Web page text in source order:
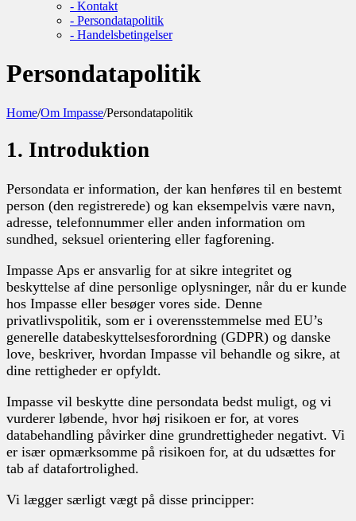
- Kontakt
- Persondatapolitik
- Handelsbetingelser
Persondatapolitik
Home/Om Impasse/Persondatapolitik
1. Introduktion
Persondata er information, der kan henføres til en bestemt
person (den registrerede) og kan eksempelvis være navn,
adresse, telefonnummer eller anden information om
sundhed, seksuel orientering eller fagforening.
Impasse Aps er ansvarlig for at sikre integritet og
beskyttelse af dine personlige oplysninger, når du er kunde
hos Impasse eller besøger vores side. Denne
privatlivspolitik, som er i overensstemmelse med EU’s
generelle databeskyttelsesforordning (GDPR) og danske
love, beskriver, hvordan Impasse vil behandle og sikre, at
dine rettigheder er opfyldt.
Impasse vil beskytte dine persondata bedst muligt, og vi
vurderer løbende, hvor høj risikoen er for, at vores
databehandling påvirker dine grundrettigheder negativt. Vi
er især opmærksomme på risikoen for, at du udsættes for
tab af datafortrolighed.
Vi lægger særligt vægt på disse principper: